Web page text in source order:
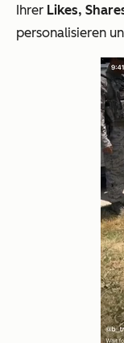
Ihrer Likes,
personalisieren